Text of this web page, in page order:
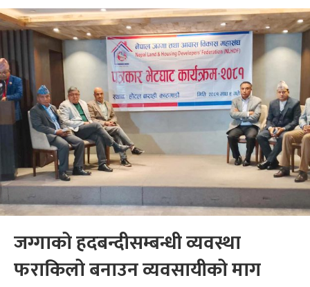
जग्गाको हदबन्दीसम्बन्धी व्यवस्था
फराकिलो बनाउन व्यवसायीको माग